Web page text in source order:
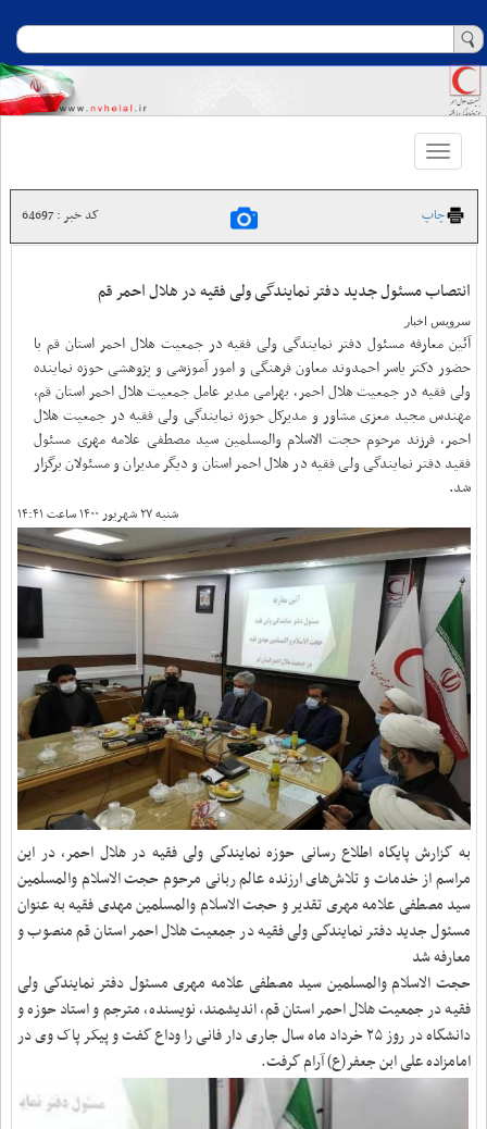
Toggle
navigation
چاپ کد خبر : 64697
انتصاب مسئول جدید دفتر نمایندگی ولی فقیه در هلال احمر قم
سرویس اخبار
آئین معارفه مسئول دفتر نمایندگی ولی فقیه در جمعیت هلال احمر استان قم با
حضور دکتر یاسر احمدوند معاون فرهنگی و امور آموزشی و پژوهشی حوزه نماینده
ولی فقیه در جمعیت هلال احمر، بهرامی مدیر عامل جمعیت هلال احمر استان قم،
مهندس مجید معزی مشاور و مدیرکل حوزه نمایندگی ولی فقیه در جمعیت هلال
احمر، فرزند مرحوم حجت الاسلام والمسلمین سید مصطفی علامه مهری مسئول
فقید دفتر نمایندگی ولی فقیه در هلال احمر استان و دیگر مدیران و مسئولان برگزار
شد.
شنبه ۲۷ شهریور ۱۴۰۰ ساعت ۱۴:۴۱
به گزارش پایگاه اطلاع رسانی حوزه نمایندگی ولی فقیه در هلال احمر، در این
مراسم از خدمات و تلاش‌های ارزنده عالم ربانی مرحوم حجت الاسلام والمسلمین
سید مصطفی علامه مهری تقدیر و حجت الاسلام والمسلمین مهدی فقیه به عنوان
مسئول جدید دفتر نمایندگی ولی فقیه در جمعیت هلال احمر استان قم منصوب و
معارفه شد
حجت الاسلام والمسلمین سید مصطفی علامه مهری مسئول دفتر نمایندگی ولی
فقیه در جمعیت هلال احمر استان قم، اندیشمند، نویسنده، مترجم و استاد حوزه و
دانشگاه در روز ۲۵ خرداد ماه سال جاری دار فانی را وداع گفت و پیکر پاک وی در
امامزاده علی ابن جعفر(ع) آرام گرفت.